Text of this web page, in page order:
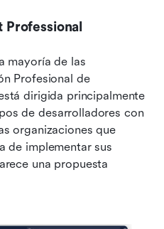
Professional
mayoría de las
Profesional de
dirigida principalmente
de desarrolladores con
organizaciones que
de implementar sus
una propuesta